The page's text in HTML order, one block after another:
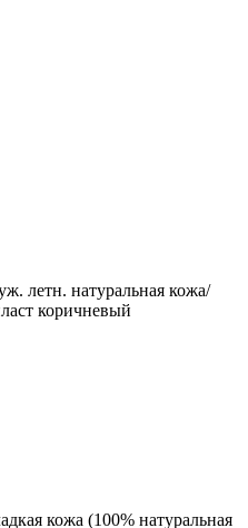
летн. натуральная кожа/
коричневый
кожа (100% натуральная